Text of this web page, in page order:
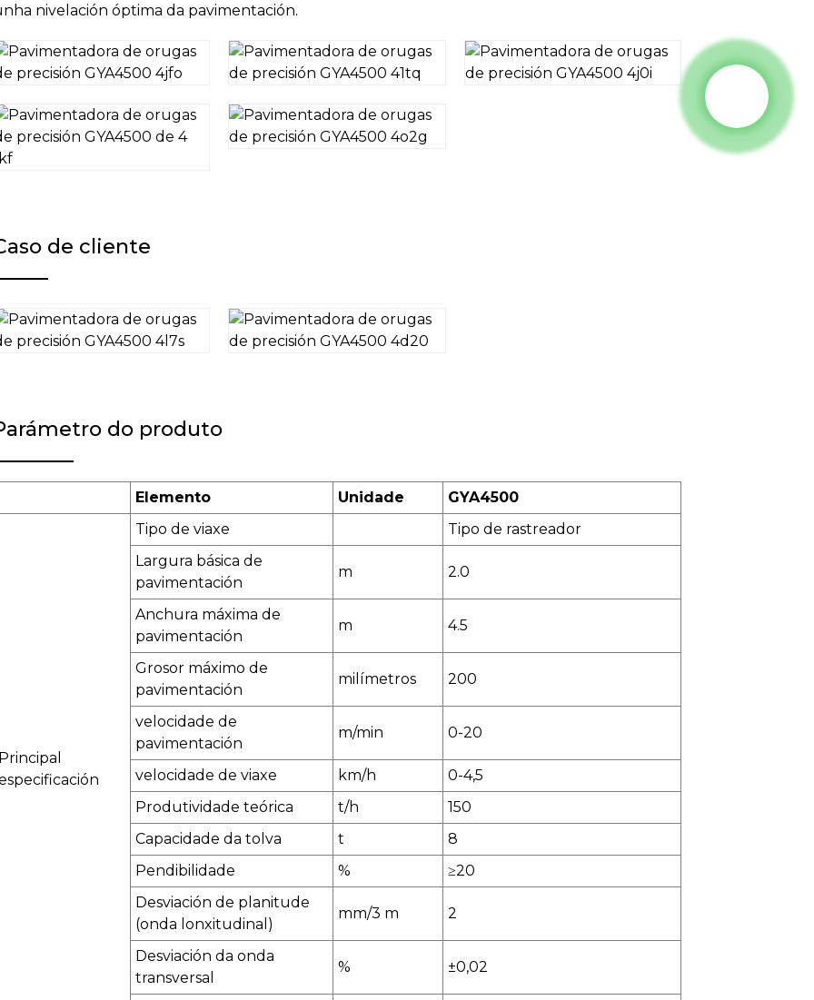
nivelación óptima da pavimentación.
de cliente
do produto
Elemento Unidade GYA4500
Principal
Tipo de viaxe
Tipo de rastreador
Largura básica de
pavimentación
m 2.0
Anchura máxima de
pavimentación
m 4.5
Grosor máximo de
pavimentación
milímetros 200
velocidade de
pavimentación
m/min 0-20
velocidade de viaxe km/h
0-4,5
Produtividade teórica
t/h
150
Capacidade da tolva
t
8
Pendibilidade
%
≥20
Desviación de planitude
(onda lonxitudinal)
mm/3 m 2
Desviación da onda
transversal
% ±0,02